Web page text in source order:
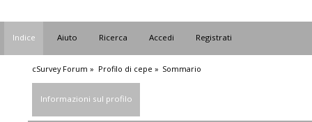
Indice Aiuto Ricerca Accedi Registrati
cSurvey Forum » Profilo di cepe » Sommario
Informazioni sul profilo